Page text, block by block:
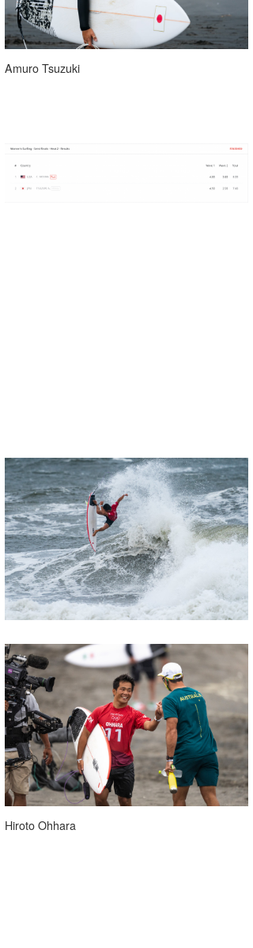
Amuro Tsuzuki
Hiroto Ohhara